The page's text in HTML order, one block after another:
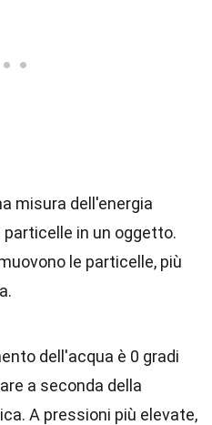
misura dell'energia
in un oggetto.
le particelle, più
dell'acqua è 0 gradi
a seconda della
A pressioni più elevate,